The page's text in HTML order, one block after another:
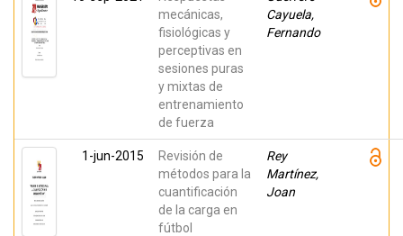
mecánicas,
fisiológicas y
perceptivas en
sesiones puras
y mixtas de
entrenamiento
de fuerza
Cayuela,
Fernando
1-jun-2015
Revisión de
métodos para la
cuantificación
de la carga en
fútbol
Rey
Martínez,
Joan